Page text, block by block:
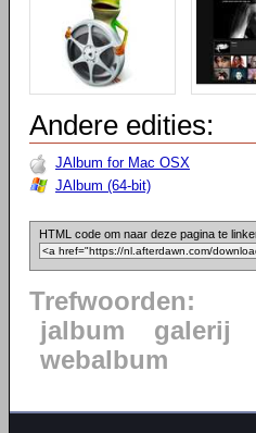
Andere edities:
JAlbum for Mac OSX
JAlbum (64-bit)
HTML code om naar deze pagina te
Trefwoorden:
jalbum
galerij
webalbum